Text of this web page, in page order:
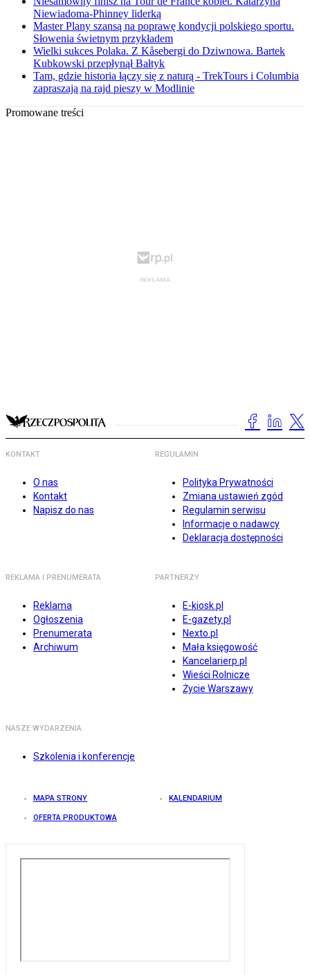
Niewiadoma-Phinney liderką
Master Plany szansą na poprawę kondycji polskiego sportu.
Słowenia świetnym przykładem
Wielki sukces Polaka. Z Kåsebergi do Dziwnowa. Bartek
Kubkowski przepłynął Bałtyk
Tam, gdzie historia łączy się z naturą - TrekTours i Columbia
zapraszają na rajd pieszy w Modlinie
Promowane treści
KONTAKT
O nas
Kontakt
Napisz do nas
REGULAMIN
Polityka Prywatności
Zmiana ustawień zgód
Regulamin serwisu
Informacje o nadawcy
Deklaracja dostępności
REKLAMA I PRENUMERATA
Reklama
Ogłoszenia
Prenumerata
Archiwum
PARTNERZY
E-kiosk.pl
E-gazety.pl
Nexto.pl
Mała księgowość
Kancelarierp.pl
Wieści Rolnicze
Życie Warszawy
NASZE WYDARZENIA
Szkolenia i konferencje
MAPA STRONY KALENDARIUM
OFERTA PRODUKTOWA